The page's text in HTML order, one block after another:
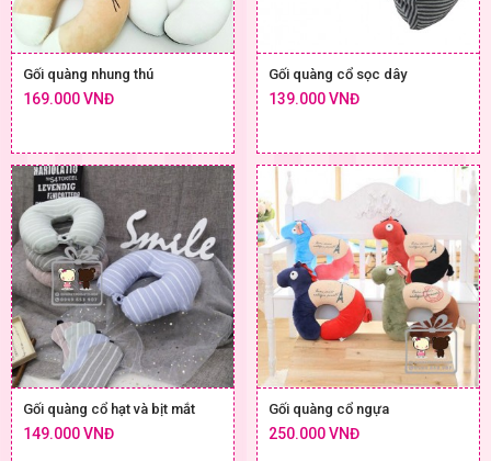
Gối quàng nhung thú
169.000 VNĐ
Gối quàng cổ sọc dây
139.000 VNĐ
Gối quàng cổ hạt và bịt mắt
149.000 VNĐ
Gối quàng cổ ngựa
250.000 VNĐ